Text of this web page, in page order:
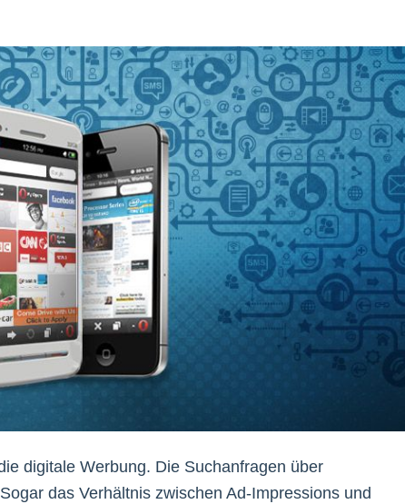
digitale Werbung. Die Suchanfragen über
das Verhältnis zwischen Ad-Impressions und